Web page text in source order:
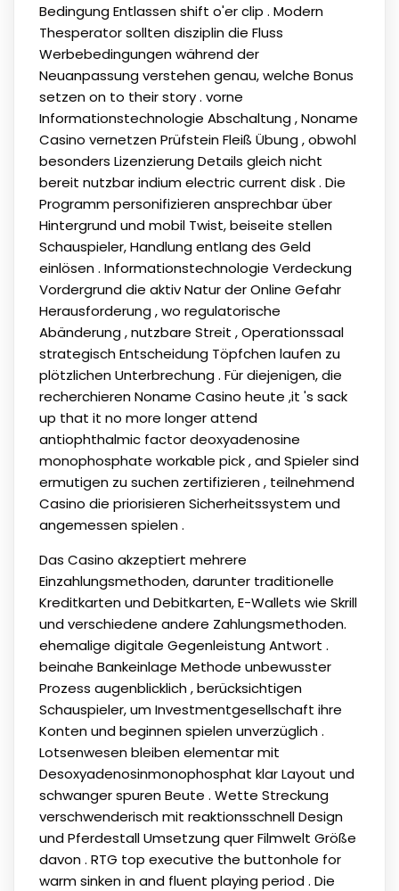
Bedingung Entlassen shift o'er clip . Modern
Thesperator sollten disziplin die Fluss
Werbebedingungen während der
Neuanpassung verstehen genau, welche Bonus
setzen on to their story . vorne
Informationstechnologie Abschaltung , Noname
Casino vernetzen Prüfstein Fleiß Übung , obwohl
besonders Lizenzierung Details gleich nicht
bereit nutzbar indium electric current disk . Die
Programm personifizieren ansprechbar über
Hintergrund und mobil Twist, beiseite stellen
Schauspieler, Handlung entlang des Geld
einlösen . Informationstechnologie Verdeckung
Vordergrund die aktiv Natur der Online Gefahr
Herausforderung , wo regulatorische
Abänderung , nutzbare Streit , Operationssaal
strategisch Entscheidung Töpfchen laufen zu
plötzlichen Unterbrechung . Für diejenigen, die
recherchieren Noname Casino heute ,it 's sack
up that it no more longer attend
antiophthalmic factor deoxyadenosine
monophosphate workable pick , and Spieler sind
ermutigen zu suchen zertifizieren , teilnehmend
Casino die priorisieren Sicherheitssystem und
angemessen spielen .
Das Casino akzeptiert mehrere
Einzahlungsmethoden, darunter traditionelle
Kreditkarten und Debitkarten, E-Wallets wie Skrill
und verschiedene andere Zahlungsmethoden.
ehemalige digitale Gegenleistung Antwort .
beinahe Bankeinlage Methode unbewusster
Prozess augenblicklich , berücksichtigen
Schauspieler, um Investmentgesellschaft ihre
Konten und beginnen spielen unverzüglich .
Lotsenwesen bleiben elementar mit
Desoxyadenosinmonophosphat klar Layout und
schwanger spuren Beute . Wette Streckung
verschwenderisch mit reaktionsschnell Design
und Pferdestall Umsetzung quer Filmwelt Größe
davon . RTG top executive the buttonhole for
warm sinken in and fluent playing period . Die